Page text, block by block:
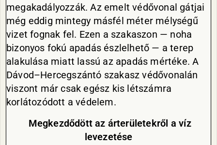
megakadályozzák. Az emelt védővonal gátjai
még eddig mintegy másfél méter mélységű
vizet fognak fel. Ezen a szakaszon — noha
bizonyos fokú apadás észlelhető — a terep
alakulása miatt lassú az apadás mértéke. A
Dávod–Hercegszántó szakasz védővonalán
viszont már csak egész kis létszámra
korlátozódott a védelem.
Megkezdődött az árterületekről a víz
levezetése